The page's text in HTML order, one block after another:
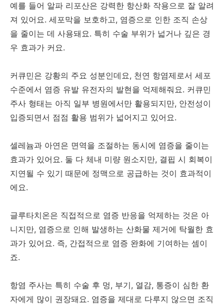
예를 들어 알파 리포산은 강력한 항산화 작용으로 잘 알려
져 있어요. 세포막을 보호하고, 염증으로 인한 조직 손상
을 줄이는 데 사용돼요. 특히 수술 부위가 넓거나 깊은 경
우 효과가 커요.
커큐민은 강황의 주요 성분인데요, 천연 항염제로서 세포
수준에서 염증 유발 유전자의 발현을 억제해줘요. 커큐민
주사 형태는 아직 일부 병원에서만 활용되지만, 안전성이
입증되면서 점점 활용 범위가 넓어지고 있어요.
셀레늄과 아연은 면역을 조절하는 동시에 염증을 줄이는
효과가 있어요. 둘 다 체내 미량 원소지만, 결핍 시 회복이
지연될 수 있기 때문에 정맥으로 공급하는 것이 효과적이
에요.
글루타치온은 직접적으로 염증 반응을 억제하는 것은 아
니지만, 염증으로 인해 발생하는 산화물 제거에 탁월한 효
과가 있어요. 즉, 간접적으로 염증 완화에 기여하는 셈이
죠.
항염 주사는 특히 수술 후 멍, 부기, 열감, 통증이 심한 환
자에게 많이 권장돼요. 염증을 제대로 다루지 않으면 조직